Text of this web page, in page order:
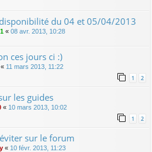
du 04 et 05/04/2013
« 08 avr. 2013, 10:28
ces jours ci :)
« 11 mars 2013, 11:22
1 2
les guides
« 10 mars 2013, 10:02
1 2
sur le forum
« 10 févr. 2013, 11:23